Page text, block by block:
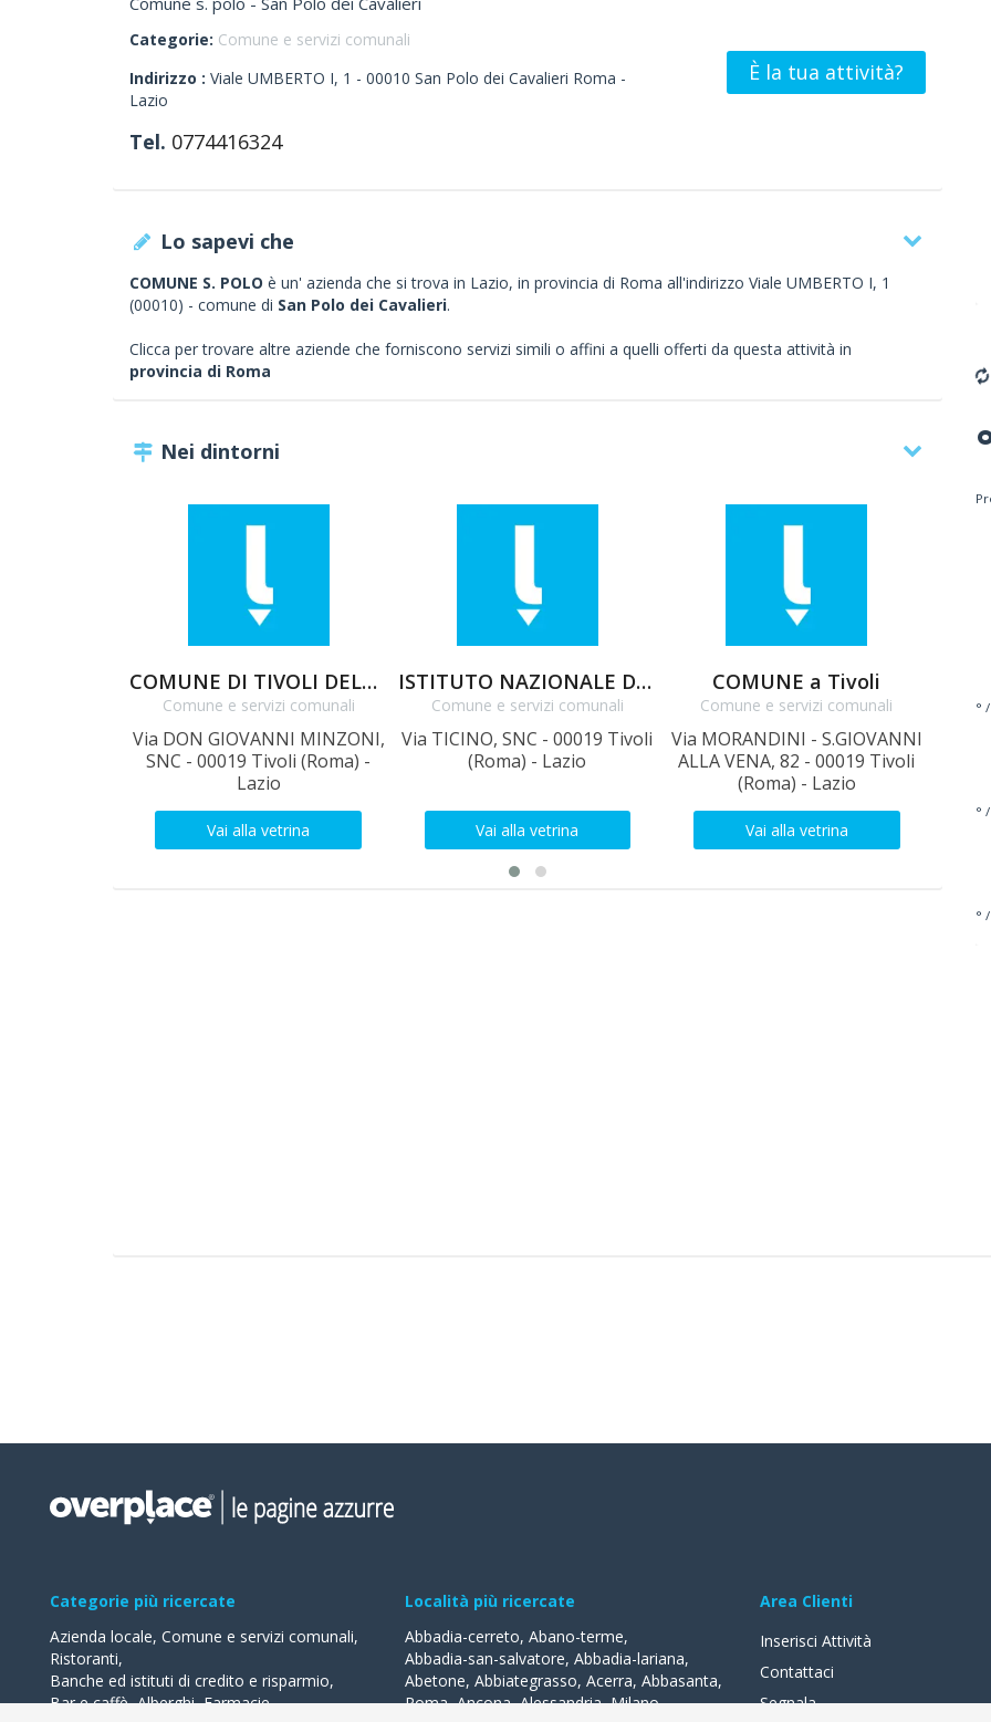
Categorie: Comune e servizi comunali
Indirizzo : Viale UMBERTO I, 1 - 00010 San Polo dei Cavalieri Roma -
Lazio
Tel. 0774416324
È la tua attività?
Lo sapevi che
COMUNE S. POLO è un' azienda che si trova in Lazio, in provincia di Roma all'indirizzo Viale UMBERTO I, 1
(00010) - comune di San Polo dei Cavalieri.
Clicca per trovare altre aziende che forniscono servizi simili o affini a quelli offerti da questa attività in
provincia di Roma
Nei dintorni
COMUNE DI TIVOLI DELEGAZIONE BAGNI
Comune e servizi comunali
Via DON GIOVANNI MINZONI,
SNC - 00019 Tivoli (Roma) -
Lazio
Vai alla vetrina
ISTITUTO NAZIONALE DELLA PREVIDENZA SOCIALE a Tivoli
Comune e servizi comunali
Via TICINO, SNC - 00019 Tivoli
(Roma) - Lazio
Vai alla vetrina
COMUNE a Tivoli
Comune e servizi comunali
Via MORANDINI - S.GIOVANNI
ALLA VENA, 82 - 00019 Tivoli
(Roma) - Lazio
Vai alla vetrina
°
°
°
Categorie più ricercate
Azienda locale, Comune e servizi comunali,
Ristoranti,
Banche ed istituti di credito e risparmio,
Bar e caffè,Alberghi,Farmacie,
Località più ricercate
Abbadia-cerreto, Abano-terme,
Abbadia-san-salvatore, Abbadia-lariana,
Abetone, Abbiategrasso, Acerra, Abbasanta,
Roma,Ancona,Alessandria,Milano,
Area Clienti
Inserisci Attività
Contattaci
Segnala